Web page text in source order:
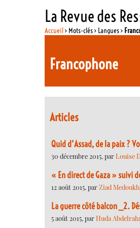
La Revue des
Accueil> Mots-clés > Langues >
Francophone
Articles
Quid d’Assad, de la paix ?
30 décembre 2015, parLouise
« En direct de Gaza » suivi
12 août 2015, parZiad Medoukh
La guerre côté balcon _2.
5 août 2015, parHuda